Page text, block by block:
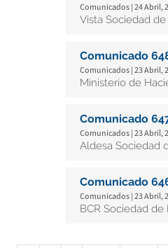
Comunicados | 24 Abril,
Vista Sociedad
Comunicado
Comunicados | 23 Abril,
Ministerio de
Comunicado
Comunicados | 23 Abril,
Aldesa Sociedad
Comunicado
Comunicados | 23 Abril,
BCR Sociedad